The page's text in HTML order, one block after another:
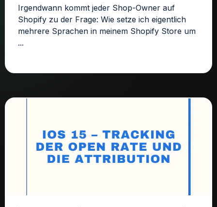
Irgendwann kommt jeder Shop-Owner auf
Shopify zu der Frage: Wie setze ich eigentlich
mehrere Sprachen in meinem Shopify Store um
...